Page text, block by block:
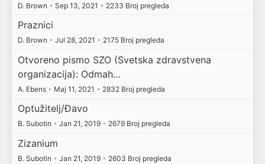
D. Brown • Sep 13, 2021 • 2233 Broj pregleda
Praznici
D. Brown • Jul 28, 2021 • 2175 Broj pregleda
Otvoreno pismo SZO (Svetska zdravstvena
organizacija): Odmah…
A. Ebens • Maj 11, 2021 • 2832 Broj pregleda
Optužitelj/Đavo
B. Subotin • Jan 21, 2019 • 2679 Broj pregleda
Zizanium
B. Subotin • Jan 21, 2019 • 2603 Broj pregleda